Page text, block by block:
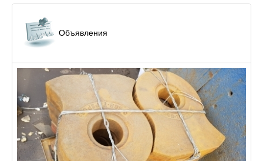
Объявления